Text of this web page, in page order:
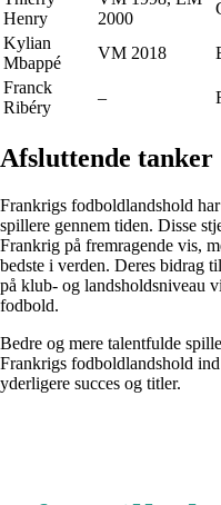
Henry
2000
Kylian
Mbappé
VM 2018
Franck
Ribéry
–
Afsluttende tanker
Frankrigs fodboldlandshold
spillere gennem tiden. Disse
Frankrig på fremragende vis,
bedste i verden. Deres bidrag
på klub- og landsholdsniveau
fodbold.
Bedre og mere talentfulde
Frankrigs fodboldlandshold
yderligere succes og titler.